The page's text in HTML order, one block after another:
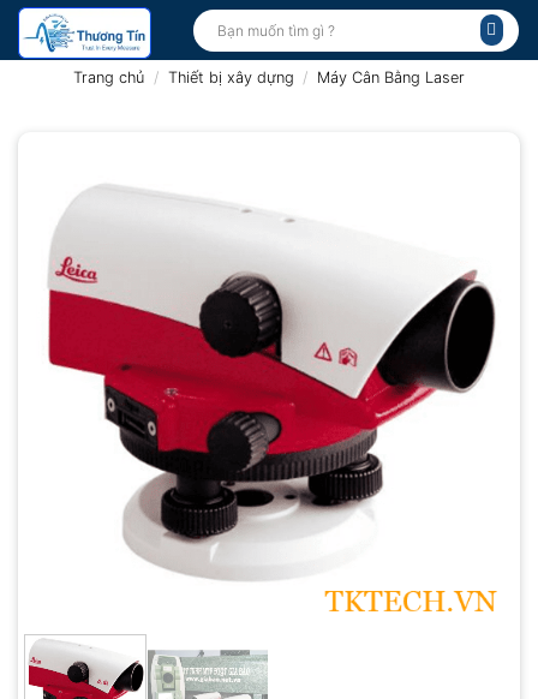
Bỏ
qua
Tìm
kiếm:
Trang chủ / Thiết bị xây dựng / Máy Cân Bằng Laser